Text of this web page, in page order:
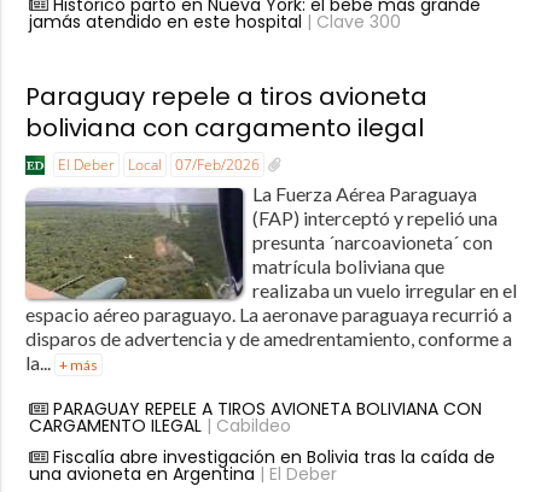
jamás atendido en este hospital | Clave 300
Paraguay repele a tiros avioneta
boliviana con cargamento ilegal
El Deber Local 07/Feb/2026
La Fuerza Aérea Paraguaya
(FAP) interceptó y repelió una
presunta ´narcoavioneta´ con
matrícula boliviana que
realizaba un vuelo irregular en el
espacio aéreo paraguayo. La aeronave paraguaya recurrió a
disparos de advertencia y de amedrentamiento, conforme a
la...
+ más
PARAGUAY REPELE A TIROS AVIONETA BOLIVIANA CON
CARGAMENTO ILEGAL| Cabildeo
Fiscalía abre investigación en Bolivia tras la caída de
una avioneta en Argentina | El Deber